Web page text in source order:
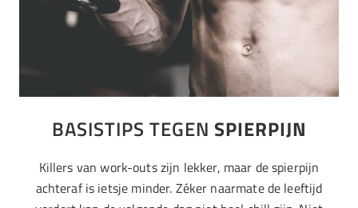
BASISTIPS TEGEN SPIERPIJN
Killers van work-outs zijn lekker, maar de spierpijn
achteraf is ietsje minder. Zéker naarmate de leeftijd